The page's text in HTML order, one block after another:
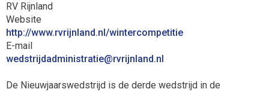
RV Rijnland
Website
http://www.rvrijnland.nl/wintercompetitie
E-mail
eitartsinimdadjirtsdew@rvrijnland.nl
De Nieuwjaarswedstrijd is de derde wedstrijd in de